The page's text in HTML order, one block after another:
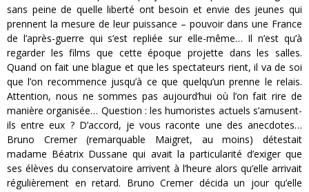
sans peine de quelle liberté ont besoin et envie des jeunes qui
prennent la mesure de leur puissance – pouvoir dans une France
de l’après-guerre qui s’est repliée sur elle-même… Il n’est qu’à
regarder les films que cette époque projette dans les salles.
Quand on fait une blague et que les spectateurs rient, il va de soi
que l’on recommence jusqu’à ce que quelqu’un prenne le relais.
Attention, nous ne sommes pas aujourd’hui où l’on fait rire de
manière organisée… Question : les humoristes actuels s’amusent-
ils entre eux ? D’accord, je vous raconte une des anecdotes…
Bruno Cremer (remarquable Maigret, au moins) détestait
madame Béatrix Dussane qui avait la particularité d’exiger que
ses élèves du conservatoire arrivent à l’heure alors qu’elle arrivait
régulièrement en retard. Bruno Cremer décida un jour qu’elle